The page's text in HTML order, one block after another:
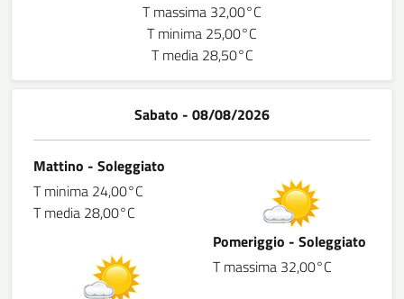
T massima 32,00°C
T minima 25,00°C
T media 28,50°C
Sabato - 08/08/2026
Mattino - Soleggiato
T minima 24,00°C
T media 28,00°C
Pomeriggio - Soleggiato
T massima 32,00°C